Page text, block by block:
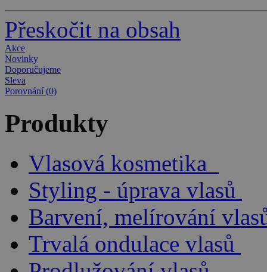
Přeskočit na obsah
Akce
Novinky
Doporučujeme
Sleva
Porovnání (0)
Produkty
Vlasová kosmetika
Styling - úprava vlasů
Barvení, melírování
Trvalá ondulace vlasů